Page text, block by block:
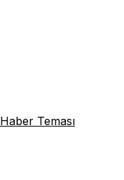
Teması